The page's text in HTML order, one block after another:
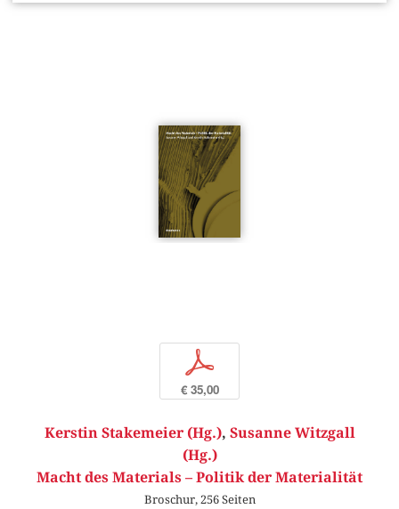
p
€ 35,00
Kerstin Stakemeier (Hg.), Susanne Witzgall
(Hg.)
Macht des Materials – Politik der Materialität
Broschur, 256 Seiten